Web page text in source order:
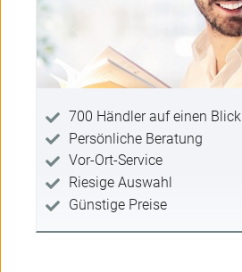
700 Händler auf einen Blick
Persönliche Beratung
Vor-Ort-Service
Riesige Auswahl
Günstige Preise